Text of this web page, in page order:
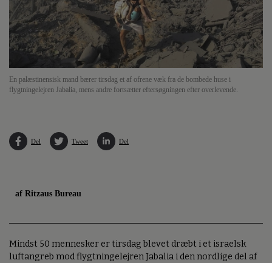
En palæstinensisk mand bærer tirsdag et af ofrene væk fra de bombede huse i
flygtningelejren Jabalia, mens andre fortsætter eftersøgningen efter overlevende.
Del Tweet Del
af Ritzaus Bureau
Mindst 50 mennesker er tirsdag blevet dræbt i et israelsk
luftangreb mod flygtningelejren Jabalia i den nordlige del af